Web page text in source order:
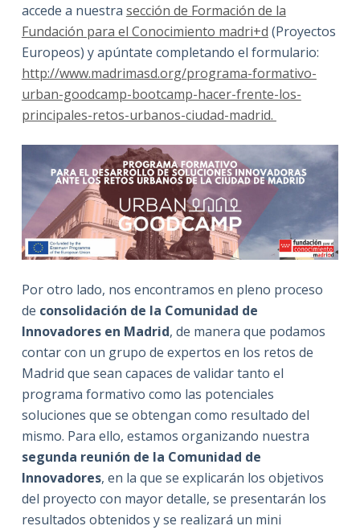
accede a nuestra sección de Formación de la
Fundación para el Conocimiento madri+d (Proyectos
Europeos) y apúntate completando el formulario:
http://www.madrimasd.org/programa-formativo-
urban-goodcamp-bootcamp-hacer-frente-los-
principales-retos-urbanos-ciudad-madrid.
Por otro lado, nos encontramos en pleno proceso
de consolidación de la Comunidad de
Innovadores en Madrid, de manera que podamos
contar con un grupo de expertos en los retos de
Madrid que sean capaces de validar tanto el
programa formativo como las potenciales
soluciones que se obtengan como resultado del
mismo. Para ello, estamos organizando nuestra
segunda reunión de la Comunidad de
Innovadores, en la que se explicarán los objetivos
del proyecto con mayor detalle, se presentarán los
resultados obtenidos y se realizará un mini